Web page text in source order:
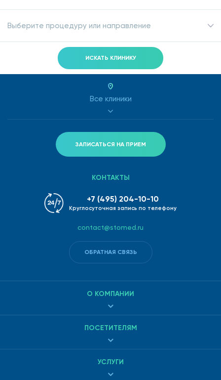
Выберите процедуру или направление
ИСКАТЬ КЛИНИКУ
Все клиники
ЗАПИСАТЬСЯ НА ПРИЕМ
О КОМПАНИИ
ПОСЕТИТЕЛЯМ
УСЛУГИ
КОНТАКТЫ
+7 (495) 204-10-10
Круглосуточная запись по телефону
contact@stomed.ru
ОБРАТНАЯ СВЯЗЬ